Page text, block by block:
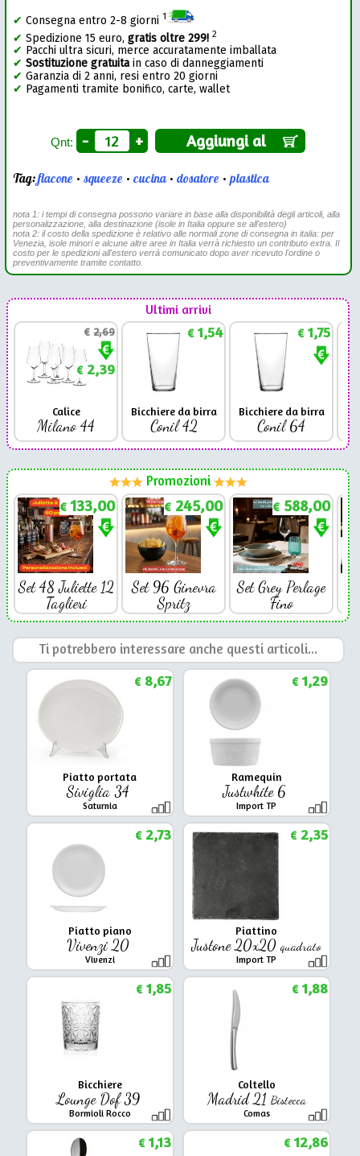
✔ Consegna entro 2-8 giorni 1
✔ Spedizione 15 euro,gratis oltre 299! 2
✔ Pacchi ultra sicuri, merce accuratamente imballata
✔ Sostituzione gratuitain caso di danneggiamenti
✔ Garanzia di 2 anni, resi entro 20 giorni
✔ Pagamenti tramite bonifico, carte, wallet
Qnt: - + Aggiungi al
Tag:flacone •squeeze •cucina•dosatore •plastica
nota 1: i tempi di consegna possono variare in base alla disponibilità degli articoli, alla
personalizzazione, alla destinazione (isole in Italia oppure se all'estero)
nota 2: il costo della spedizione è relativo alle normali zone di consegna in italia: per
Venezia, isole minori e alcune altre aree in Italia verrà richiesto un contributo extra. Il
costo per le spedizioni all'estero verrà comunicato dopo aver ricevuto l'ordine o
preventivamente tramite contatto.
Ultimi arrivi
€2,69
€2,39
Calice
Milano 44
€1,54
Bicchiere da birra
Conil 42
€1,75
Bicchiere da birra
Conil 64
Promozioni
€ 133,00
Set 48 Juliette 12
Taglieri
€ 245,00
Set 96 Ginevra
Spritz
€ 588,00
Set Grey Perlage
Fino
Ti potrebbero interessare anche questi articoli...
Piatto portata
Siviglia 34
Saturnia
€8,67
Ramequin
Justwhite 6
Import TP
€1,29
Piatto piano
Vivenzi 20
Vivenzi
€2,73
Piattino
Justone 20x20quadrato
Import TP
€2,35
Bicchiere
Lounge Dof 39
Bormioli Rocco
€1,85
Coltello
Madrid 21 Bistecca
Comas
€1,88
€1,13 €12,86